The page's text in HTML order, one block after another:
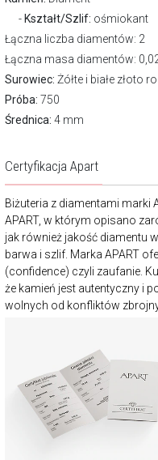
Kształt/Szlif: ośmiokant
Łączna liczba diamentów: 2
Łączna masa diamentów:
Surowiec: Żółte i białe złoto
Próba: 750
Średnica: 4 mm
Certyfikacja Apart
Biżuteria z diamentami marki
APART, w którym opisano
jak również jakość diamentu
barwa i szlif. Marka APART
(confidence) czyli zaufanie.
że kamień jest autentyczny i
wolnych od konfliktów